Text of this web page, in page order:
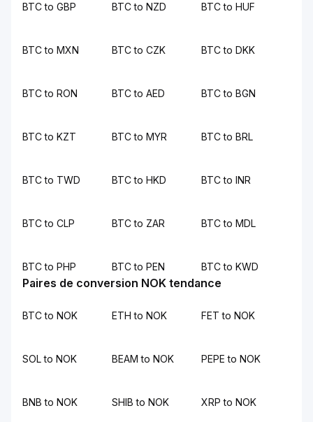
BTC to GBP BTC to NZD BTC to HUF
BTC to MXN BTC to CZK BTC to DKK
BTC to RON BTC to AED BTC to BGN
BTC to KZT BTC to MYR BTC to BRL
BTC to TWD BTC to HKD BTC to INR
BTC to CLP BTC to ZAR BTC to MDL
BTC to PHP BTC to PEN BTC to KWD
Paires de conversion NOK tendance
BTC to NOK ETH to NOK FET to NOK
SOL to NOK BEAM to NOK PEPE to NOK
BNB to NOK SHIB to NOK XRP to NOK